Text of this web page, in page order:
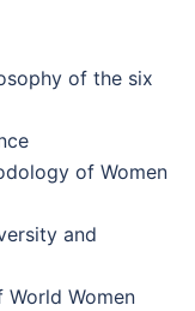
of the six
of Women
and
Women